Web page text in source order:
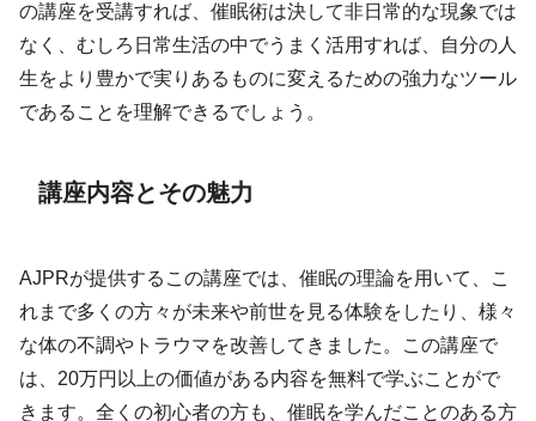
の講座を受講すれば、催眠術は決して非日常的な現象では
なく、むしろ日常生活の中でうまく活用すれば、自分の人
生をより豊かで実りあるものに変えるための強力なツール
であることを理解できるでしょう。
講座内容とその魅力
AJPRが提供するこの講座では、催眠の理論を用いて、こ
れまで多くの方々が未来や前世を見る体験をしたり、様々
な体の不調やトラウマを改善してきました。この講座で
は、20万円以上の価値がある内容を無料で学ぶことがで
きます。全くの初心者の方も、催眠を学んだことのある方